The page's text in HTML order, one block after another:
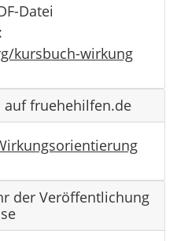
Datei
kursbuch-wirkung
fruehehilfen.de
der Veröffentlichung